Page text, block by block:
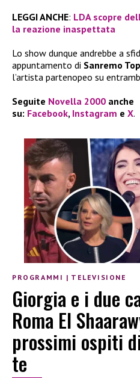
LEGGI ANCHE: LDA scopre
la reazione inaspettata
Lo show dunque andrebbe a
appuntamento di Sanremo Top
l’artista partenopeo su
Seguite Novella 2000 anche
su: Facebook, Instagram e X.
PROGRAMMI | TELEVISIONE
Giorgia e i due
Roma El
prossimi ospiti
te